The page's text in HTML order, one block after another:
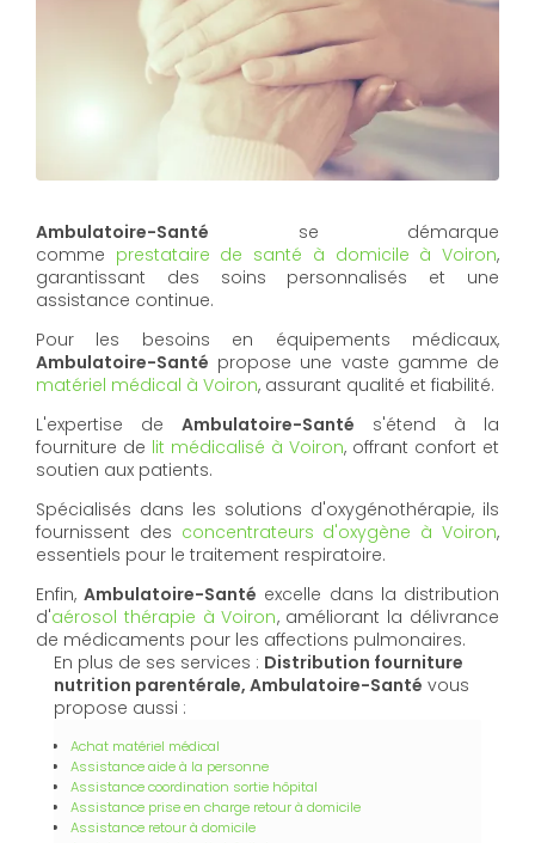
Ambulatoire-Santé se démarque
comme prestataire de santé à domicile à Voiron,
garantissant des soins personnalisés et une
assistance continue.
Pour les besoins en équipements médicaux,
Ambulatoire-Santé propose une vaste gamme de
matériel médical à Voiron, assurant qualité et fiabilité.
L'expertise de Ambulatoire-Santé s'étend à la
fourniture de lit médicalisé à Voiron, offrant confort et
soutien aux patients.
Spécialisés dans les solutions d'oxygénothérapie, ils
fournissent des concentrateurs d'oxygène à Voiron,
essentiels pour le traitement respiratoire.
Enfin,Ambulatoire-Santé excelle dans la distribution
d'aérosol thérapie à Voiron, améliorant la délivrance
de médicaments pour les affections pulmonaires.
En plus de ses services : Distribution fourniture
nutrition parentérale, Ambulatoire-Santé vous
propose aussi :
Achat matériel médical
Assistance aide à la personne
Assistance coordination sortie hôpital
Assistance prise en charge retour à domicile
Assistance retour à domicile